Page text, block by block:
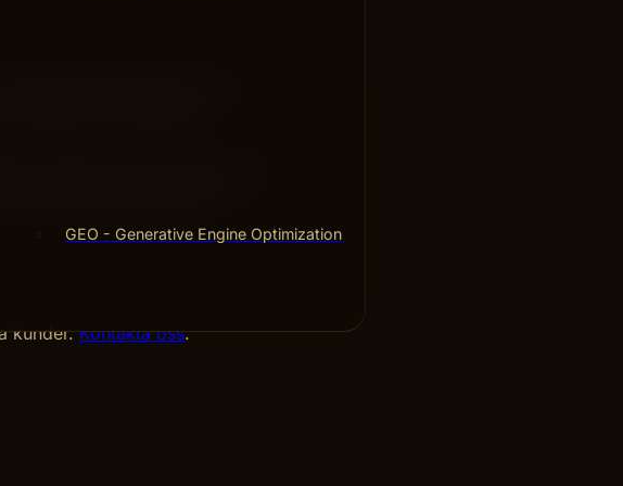
GEO - Generative Engine Optimization
de har olika fokus och
hela kundens
grunden för en bra CX, och
den övergripande CX
kunder.Kontakta oss.